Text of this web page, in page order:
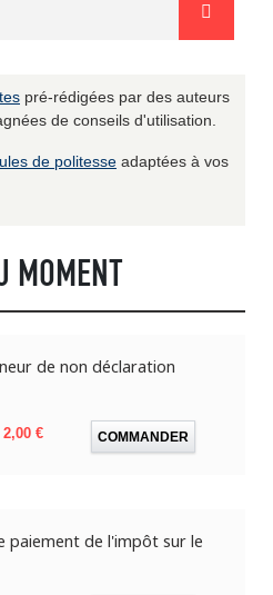
pré-rédigées par des auteurs
de conseils d'utilisation.
de politesse adaptées à vos
MOMENT
de non déclaration
Prix
2,00 € COMMANDER
paiement de l'impôt sur le